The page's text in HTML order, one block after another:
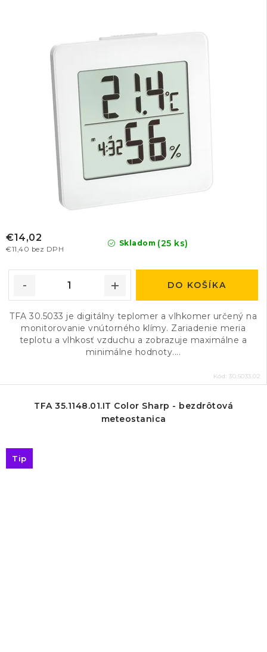
Skladom (25 ks)
€11,40 bez DPH
€14,02
DO KOŠÍKA
TFA 30.5033 je digitálny teplomer a vlhkomer určený na
monitorovanie vnútorného klímy. Zariadenie meria
teplotu a vlhkosť vzduchu a zobrazuje maximálne a
minimálne hodnoty....
Kód: 30.5033.02
TFA 35.1148.01.IT Color Sharp - bezdrôtová
meteostanica
Tip